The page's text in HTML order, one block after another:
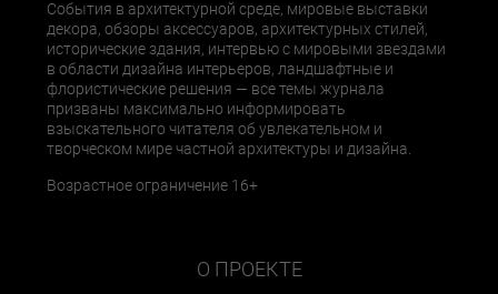
События в архитектурной среде, мировые выставки
декора, обзоры аксессуаров, архитектурных стилей,
исторические здания, интервью с мировыми звездами
в области дизайна интерьеров, ландшафтные и
флористические решения — все темы журнала
призваны максимально информировать
взыскательного читателя об увлекательном и
творческом мире частной архитектуры и дизайна.
Возрастное ограничение 16+
О ПРОЕКТЕ